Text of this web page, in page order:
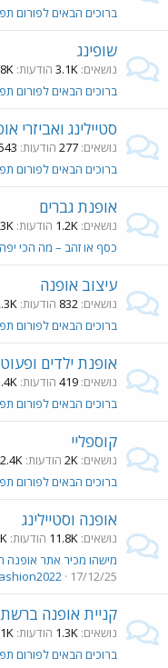
ברוכים הבאים לפורום
שופינג
נושאים 3.1K הודעות
ברוכים הבאים לפורום
סטיילינג ואביזרי
נושאים 277 הודעות
ברוכים הבאים לפורום
אופנת גברים
נושאים 1.2K הודעות
כסף או זהב – מה הכי
עיצוב אופנה
נושאים 832 הודעות
ברוכים הבאים לפורום
אופנת ילדים
נושאים 419 הודעות
ברוכים הבאים לפורום
קוספליי
נושאים 2K הודעות
ברוכים הבאים לפורום
אופנה וסטיילינג
נושאים 11.8K הודעות
מישהו מכיר אתר אופנה
17/12/25
קניית אופנה ברשת
נושאים 1.3K הודעות
ברוכים הבאים לפורום